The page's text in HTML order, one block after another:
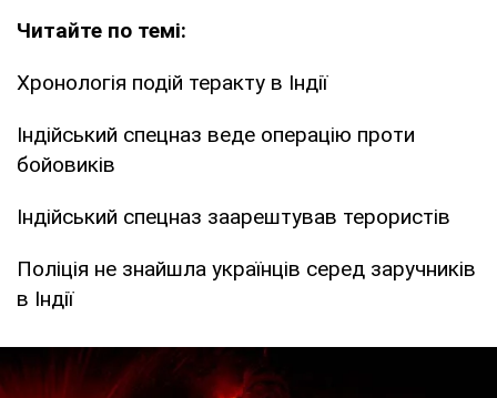
Читайте по темі:
Хронологія подій теракту в Індії
Індійський спецназ веде операцію проти
бойовиків
Індійський спецназ заарештував терористів
Поліція не знайшла українців серед заручників
в Індії